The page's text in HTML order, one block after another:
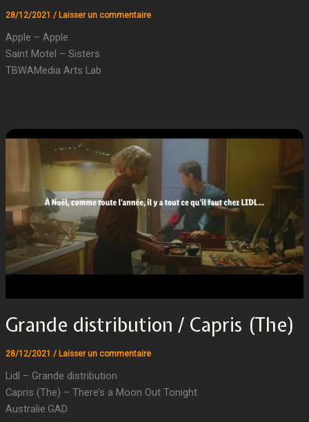
28/12/2021 / Laisser un commentaire
Apple – Apple
Saint Motel – Sisters
TBWAMedia Arts Lab
Grande distribution / Capris (The)
28/12/2021 / Laisser un commentaire
Lidl – Grande distribution
Capris (The) – There’s a Moon Out Tonight
Australie.GAD